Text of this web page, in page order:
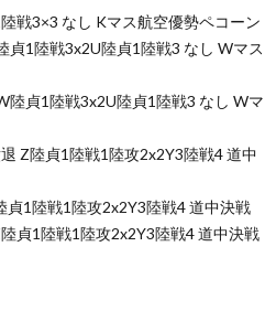
戦3×3 なし Kマス航空優勢ペコーン
貞1陸戦3x2U陸貞1陸戦3 なし Wマス
陸貞1陸戦3x2U陸貞1陸戦3 なし Wマ
Z陸貞1陸戦1陸攻2x2Y3陸戦4 道中
貞1陸戦1陸攻2x2Y3陸戦4 道中決戦
貞1陸戦1陸攻2x2Y3陸戦4 道中決戦